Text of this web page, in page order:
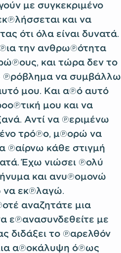
με συγκεκριμένο
και να
ότι όλα είναι δυνατά.
πια την ανθρωπότητα
και τώρα δεν το
πρόβλημα να συμβάλλω
μου. Και από αυτό
μου και να
Αντί να περιμένω
τρόπο, μπορώ να
παίρνω κάθε στιγμή
Έχω νιώσει πολύ
και ανυπομονώ
να εκπλαγώ.
αναζητάτε μια
επανασυνδεθείτε με
διδάξει το παρελθόν
αποκάλυψη όπως